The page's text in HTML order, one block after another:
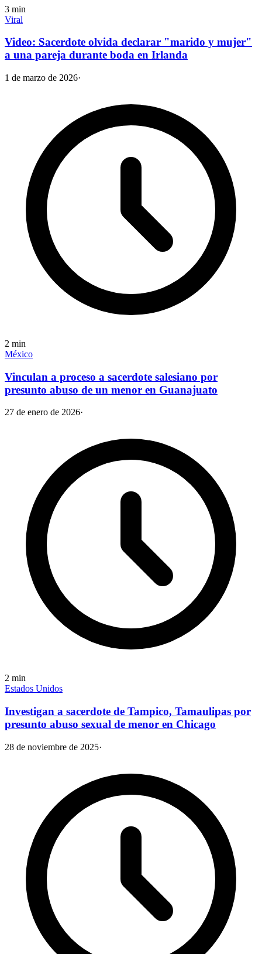
3 min
Viral
Video: Sacerdote olvida declarar "marido y mujer"
a una pareja durante boda en Irlanda
1 de marzo de 2026·
2 min
México
Vinculan a proceso a sacerdote salesiano por
presunto abuso de un menor en Guanajuato
27 de enero de 2026·
2 min
Estados Unidos
Investigan a sacerdote de Tampico, Tamaulipas por
presunto abuso sexual de menor en Chicago
28 de noviembre de 2025·